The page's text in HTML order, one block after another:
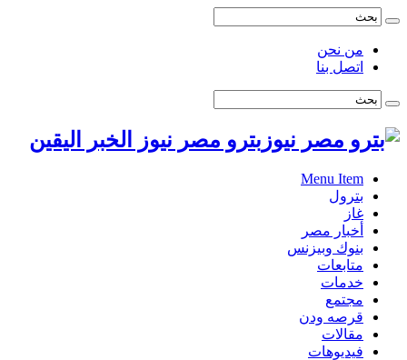
من نحن
اتصل بنا
بترو مصر نيوز الخبر اليقين
Menu Item
بترول
غاز
أخبار مصر
بنوك وبيزنس
متابعات
خدمات
مجتمع
قرصه ودن
مقالات
فيديوهات